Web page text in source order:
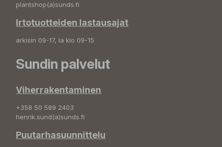
plantshop(a)sunds.fi
Irtotuotteiden lastausajat
arkisin 09-17, la klo 09-15
Sundin palvelut
Viherrakentaminen
+358 50 589 2403
henrik.sund(a)sunds.fi
Puutarhasuunnittelu